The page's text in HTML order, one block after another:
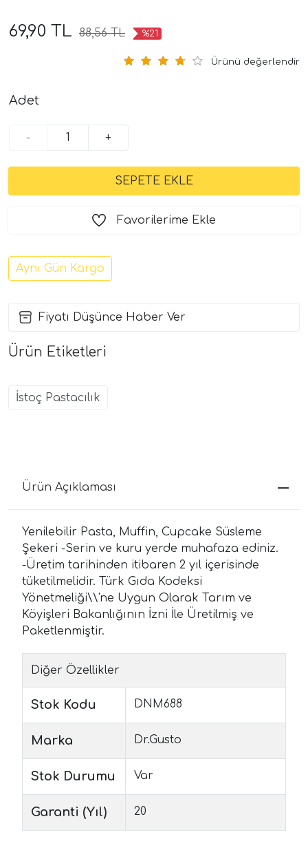
69,90 TL 88,56 TL %21
Ürünü değerlendir
Adet
- +
Favorilerime Ekle
Aynı Gün Kargo
Fiyatı Düşünce Haber Ver
Ürün Etiketleri
İstoç Pastacılık
Ürün Açıklaması
Yenilebilir Pasta, Muffin, Cupcake Süsleme
Şekeri -Serin ve kuru yerde muhafaza ediniz.
-Üretim tarihinden itibaren 2 yıl içerisinde
tüketilmelidir. Türk Gıda Kodeksi
Yönetmeliği\\'ne Uygun Olarak Tarım ve
Köyişleri Bakanlığının İzni İle Üretilmiş ve
Paketlenmiştir.
Diğer Özellikler
Stok Kodu DNM688
Marka Dr.Gusto
Stok Durumu Var
Garanti (Yıl) 20